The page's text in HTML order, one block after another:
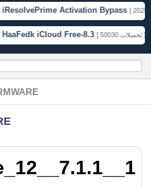
iResolvePrime Activation Bypass [ 2025-
HaaFedk iCloud Free-8.3 [ 50030 تحميلات ]